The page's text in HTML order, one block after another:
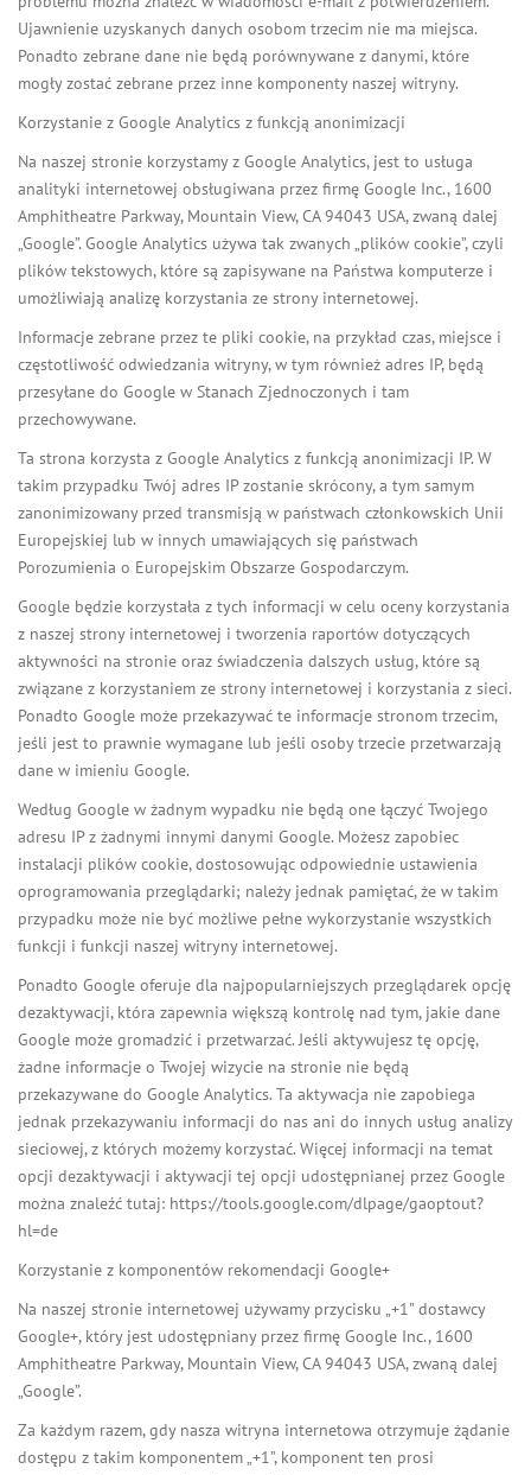
Ujawnienie uzyskanych danych osobom trzecim nie ma miejsca.
Ponadto zebrane dane nie będą porównywane z danymi, które
mogły zostać zebrane przez inne komponenty naszej witryny.
Korzystanie z Google Analytics z funkcją anonimizacji
Na naszej stronie korzystamy z Google Analytics, jest to usługa
analityki internetowej obsługiwana przez firmę Google Inc., 1600
Amphitheatre Parkway, Mountain View, CA 94043 USA, zwaną dalej
„Google”. Google Analytics używa tak zwanych „plików cookie”, czyli
plików tekstowych, które są zapisywane na Państwa komputerze i
umożliwiają analizę korzystania ze strony internetowej.
Informacje zebrane przez te pliki cookie, na przykład czas, miejsce i
częstotliwość odwiedzania witryny, w tym również adres IP, będą
przesyłane do Google w Stanach Zjednoczonych i tam
przechowywane.
Ta strona korzysta z Google Analytics z funkcją anonimizacji IP. W
takim przypadku Twój adres IP zostanie skrócony, a tym samym
zanonimizowany przed transmisją w państwach członkowskich Unii
Europejskiej lub w innych umawiających się państwach
Porozumienia o Europejskim Obszarze Gospodarczym.
Google będzie korzystała z tych informacji w celu oceny korzystania
z naszej strony internetowej i tworzenia raportów dotyczących
aktywności na stronie oraz świadczenia dalszych usług, które są
związane z korzystaniem ze strony internetowej i korzystania z sieci.
Ponadto Google może przekazywać te informacje stronom trzecim,
jeśli jest to prawnie wymagane lub jeśli osoby trzecie przetwarzają
dane w imieniu Google.
Według Google w żadnym wypadku nie będą one łączyć Twojego
adresu IP z żadnymi innymi danymi Google. Możesz zapobiec
instalacji plików cookie, dostosowując odpowiednie ustawienia
oprogramowania przeglądarki; należy jednak pamiętać, że w takim
przypadku może nie być możliwe pełne wykorzystanie wszystkich
funkcji i funkcji naszej witryny internetowej.
Ponadto Google oferuje dla najpopularniejszych przeglądarek opcję
dezaktywacji, która zapewnia większą kontrolę nad tym, jakie dane
Google może gromadzić i przetwarzać. Jeśli aktywujesz tę opcję,
żadne informacje o Twojej wizycie na stronie nie będą
przekazywane do Google Analytics. Ta aktywacja nie zapobiega
jednak przekazywaniu informacji do nas ani do innych usług analizy
sieciowej, z których możemy korzystać. Więcej informacji na temat
opcji dezaktywacji i aktywacji tej opcji udostępnianej przez Google
można znaleźć tutaj: https://tools.google.com/dlpage/gaoptout?
hl=de
Korzystanie z komponentów rekomendacji Google+
Na naszej stronie internetowej używamy przycisku „+1” dostawcy
Google+, który jest udostępniany przez firmę Google Inc., 1600
Amphitheatre Parkway, Mountain View, CA 94043 USA, zwaną dalej
„Google”.
Za każdym razem, gdy nasza witryna internetowa otrzymuje żądanie
dostępu z takim komponentem „+1”, komponent ten prosi